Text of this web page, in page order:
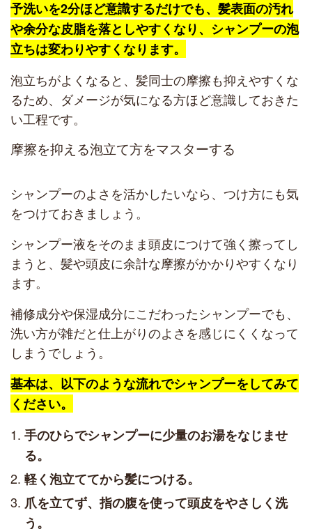
予洗いを2分ほど意識するだけでも、髪表面の汚れ
や余分な皮脂を落としやすくなり、シャンプーの泡
立ちは変わりやすくなります。
泡立ちがよくなると、髪同士の摩擦も抑えやすくな
るため、ダメージが気になる方ほど意識しておきた
い工程です。
摩擦を抑える泡立て方をマスターする
シャンプーのよさを活かしたいなら、つけ方にも気
をつけておきましょう。
シャンプー液をそのまま頭皮につけて強く擦ってし
まうと、髪や頭皮に余計な摩擦がかかりやすくなり
ます。
補修成分や保湿成分にこだわったシャンプーでも、
洗い方が雑だと仕上がりのよさを感じにくくなって
しまうでしょう。
基本は、以下のような流れでシャンプーをしてみて
ください。
手のひらでシャンプーに少量のお湯をなじませ
る。
軽く泡立ててから髪につける。
爪を立てず、指の腹を使って頭皮をやさしく洗
う。